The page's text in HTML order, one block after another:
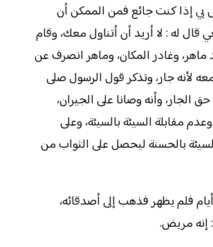
بي إذا كنت جائع فمن الممكن أن
قال له : لا أريد أن أتناول معك، وقام
وغادر المكان، وماهر انصرف عن
لأنه جار، وتذكر قول الرسول صلى
الجار، وأنه وصانا على الجيران،
مقابلة السيئة بالسيئة، وعلى
بالحسنة ليحصل على الثواب من
فلم يظهر فذهب إلى أصدقائه،
إنه مريض.